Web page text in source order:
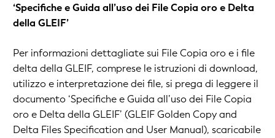
‘Specifiche e Guida all’uso dei File Copia oro e Delta
della GLEIF’
Per informazioni dettagliate sui File Copia oro e i file
delta della GLEIF, comprese le istruzioni di download,
utilizzo e interpretazione dei file, si prega di leggere il
documento ‘Specifiche e Guida all’uso dei File Copia
oro e Delta della GLEIF’ (GLEIF Golden Copy and
Delta Files Specification and User Manual), scaricabile